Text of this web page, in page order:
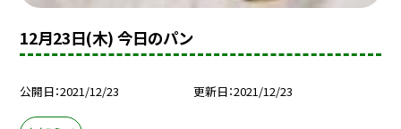
12月23日(木) 今日のパン
公開日 2021/12/23 更新日 2021/12/23